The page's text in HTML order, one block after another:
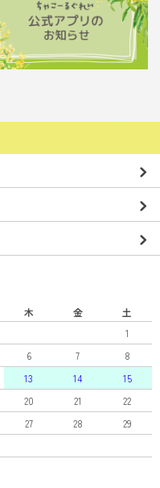
木 金
土
1
6 7
8
13 14
15
20 21
22
27 28
29